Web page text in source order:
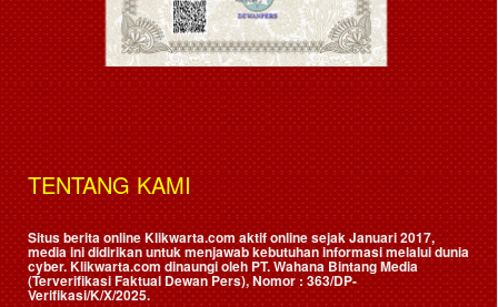
TENTANG KAMI
Situs berita online Klikwarta.com aktif online sejak Januari 2017,
media ini didirikan untuk menjawab kebutuhan informasi melalui dunia
cyber. Klikwarta.com dinaungi oleh PT. Wahana Bintang Media
(Terverifikasi Faktual Dewan Pers), Nomor : 363/DP-
Verifikasi/K/X/2025.